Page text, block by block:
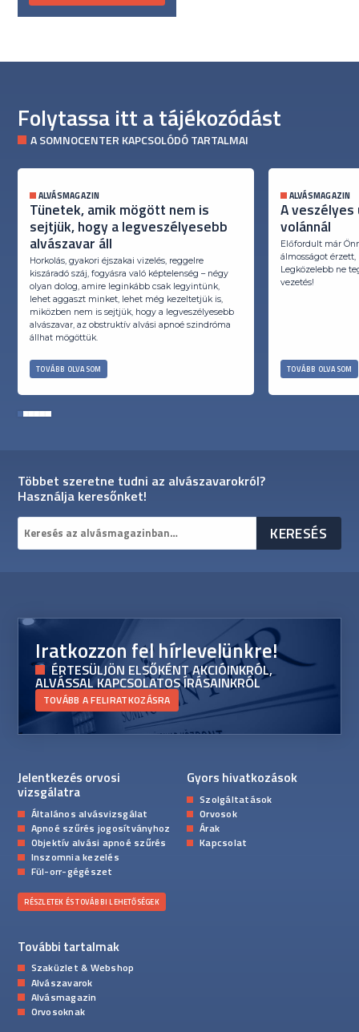
Folytassa itt a tájékozódást
A SOMNOCENTER KAPCSOLÓDÓ TARTALMAI
ALVÁSMAGAZIN
Tünetek, amik mögött nem is
sejtjük, hogy a legveszélyesebb
alvászavar áll
Horkolás, gyakori éjszakai vizelés, reggelre
kiszáradó száj, fogyásra való képtelenség – négy
olyan dolog, amire leginkább csak legyintünk,
lehet aggaszt minket, lehet még kezeltetjük is,
miközben nem is sejtjük, hogy a legveszélyesebb
alvászavar, az obstruktív alvási apnoé szindróma
állhat mögöttük.
TOVÁBB OLVASOM
ALVÁSMAGAZIN
A
volánnál
Előfordult már
álmosságot
Legközelebb ne
vezetés!
TOVÁBB OLVASOM
123456
Többet szeretne tudni az alvászavarokról?
Használja keresőnket!
Iratkozzon fel hírlevelünkre!
ÉRTESÜLJÖN ELSŐKÉNT AKCIÓINKRÓL,
ALVÁSSAL KAPCSOLATOS ÍRÁSAINKRÓL
TOVÁBB A FELIRATKOZÁSRA
Jelentkezés orvosi
vizsgálatra
Általános alvásvizsgálat
Apnoé szűrés jogosítványhoz
Objektív alvási apnoé szűrés
Inszomnia kezelés
Fül-orr-gégészet
RÉSZLETEK ÉS TOVÁBBI LEHETŐSÉGEK
Gyors hivatkozások
Szolgáltatások
Orvosok
Árak
Kapcsolat
További tartalmak
Szaküzlet & Webshop
Alvászavarok
Alvásmagazin
Orvosoknak